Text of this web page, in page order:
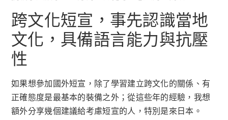
跨文化短宣，事先認識當地
文化，具備語言能力與抗壓
性
如果想參加國外短宣，除了學習建立跨文化的關係、有
正確態度是最基本的裝備之外；從這些年的經驗，我想
額外分享幾個建議給考慮短宣的人，特別是來日本。